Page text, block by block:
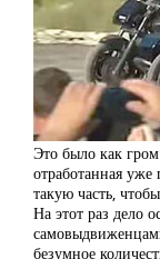
Это было как гром
отработанная уже
такую часть,
На этот раз дело
безумное